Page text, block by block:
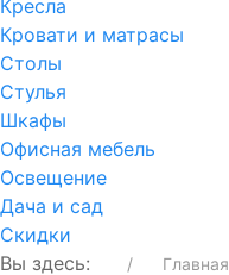
Кресла
Кровати и матрасы
Столы
Стулья
Шкафы
Офисная мебель
Освещение
Дача и сад
Скидки
Вы здесь:
Главная